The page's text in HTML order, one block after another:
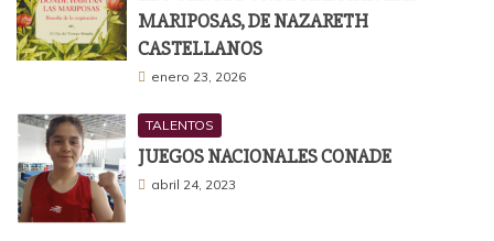
MARIPOSAS, DE NAZARETH
CASTELLANOS
enero 23, 2026
TALENTOS
JUEGOS NACIONALES CONADE
abril 24, 2023